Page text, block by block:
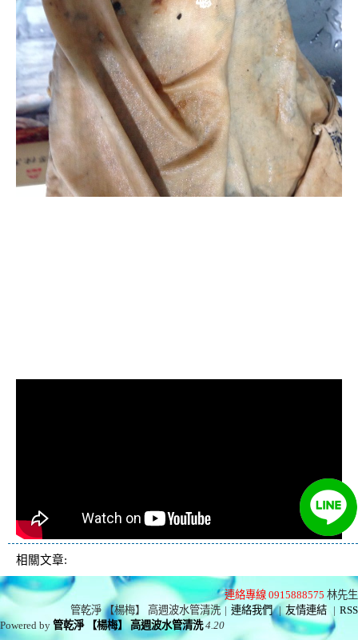
相關文章:
連絡專線 0915888575 林先生
管乾淨 【楊梅】 高週波水管清洗 | 連絡我們 | 友情連結 | RSS
Powered by管乾淨 【楊梅】 高週波水管清洗 4.20